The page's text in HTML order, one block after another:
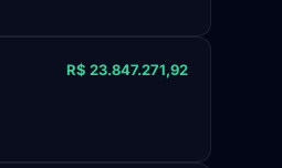
R$ 23.847.271,92